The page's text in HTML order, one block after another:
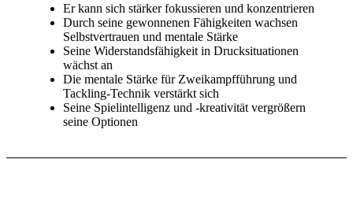
Er kann sich stärker fokussieren und konzentrieren
Durch seine gewonnenen Fähigkeiten wachsen
Selbstvertrauen und mentale Stärke
Seine Widerstandsfähigkeit in Drucksituationen
wächst an
Die mentale Stärke für Zweikampfführung und
Tackling-Technik verstärkt sich
Seine Spielintelligenz und -kreativität vergrößern
seine Optionen